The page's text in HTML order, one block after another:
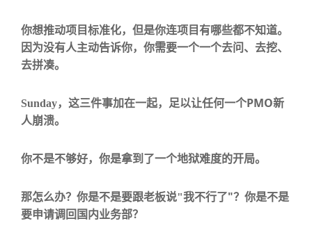
你想推动项目标准化，但是你连项目有哪些都不知道。
因为没有人主动告诉你，你需要一个一个去问、去挖、
去拼凑。
Sunday，这三件事加在一起，足以让任何一个PMO新
人崩溃。
你不是不够好，你是拿到了一个地狱难度的开局。
那怎么办？你是不是要跟老板说"我不行了"？你是不是
要申请调回国内业务部？